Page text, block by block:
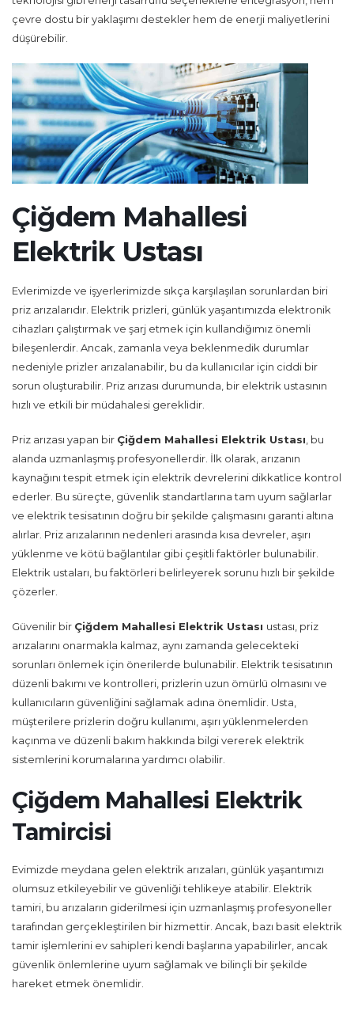
çevre dostu bir yaklaşımı destekler hem de enerji maliyetlerini
düşürebilir.
Çiğdem Mahallesi
Elektrik Ustası
Evlerimizde ve işyerlerimizde sıkça karşılaşılan sorunlardan biri
priz arızalarıdır. Elektrik prizleri, günlük yaşantımızda elektronik
cihazları çalıştırmak ve şarj etmek için kullandığımız önemli
bileşenlerdir. Ancak, zamanla veya beklenmedik durumlar
nedeniyle prizler arızalanabilir, bu da kullanıcılar için ciddi bir
sorun oluşturabilir. Priz arızası durumunda, bir elektrik ustasının
hızlı ve etkili bir müdahalesi gereklidir.
Priz arızası yapan bir Çiğdem Mahallesi Elektrik Ustası , bu
alanda uzmanlaşmış profesyonellerdir. İlk olarak, arızanın
kaynağını tespit etmek için elektrik devrelerini dikkatlice kontrol
ederler. Bu süreçte, güvenlik standartlarına tam uyum sağlarlar
ve elektrik tesisatının doğru bir şekilde çalışmasını garanti altına
alırlar. Priz arızalarının nedenleri arasında kısa devreler, aşırı
yüklenme ve kötü bağlantılar gibi çeşitli faktörler bulunabilir.
Elektrik ustaları, bu faktörleri belirleyerek sorunu hızlı bir şekilde
çözerler.
Güvenilir bir Çiğdem Mahallesi Elektrik Ustası ustası, priz
arızalarını onarmakla kalmaz, aynı zamanda gelecekteki
sorunları önlemek için önerilerde bulunabilir. Elektrik tesisatının
düzenli bakımı ve kontrolleri, prizlerin uzun ömürlü olmasını ve
kullanıcıların güvenliğini sağlamak adına önemlidir. Usta,
müşterilere prizlerin doğru kullanımı, aşırı yüklenmelerden
kaçınma ve düzenli bakım hakkında bilgi vererek elektrik
sistemlerini korumalarına yardımcı olabilir.
Çiğdem Mahallesi Elektrik
Tamircisi
Evimizde meydana gelen elektrik arızaları, günlük yaşantımızı
olumsuz etkileyebilir ve güvenliği tehlikeye atabilir. Elektrik
tamiri, bu arızaların giderilmesi için uzmanlaşmış profesyoneller
tarafından gerçekleştirilen bir hizmettir. Ancak, bazı basit elektrik
tamir işlemlerini ev sahipleri kendi başlarına yapabilirler, ancak
güvenlik önlemlerine uyum sağlamak ve bilinçli bir şekilde
hareket etmek önemlidir.